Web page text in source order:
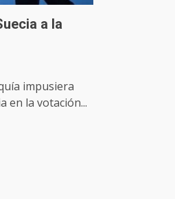
a la
impusiera
en la votación...